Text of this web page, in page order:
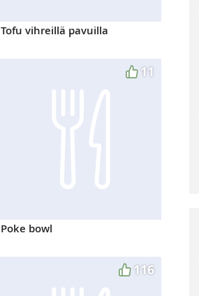
Tofu vihreillä pavuilla
11
Poke bowl
116